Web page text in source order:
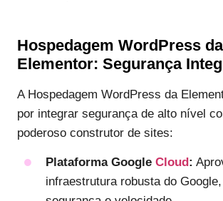
Hospedagem WordPress da
Elementor: Segurança
A Hospedagem WordPress da
por integrar segurança de alto nível
poderoso construtor de sites:
Plataforma Google Cloud :
infraestrutura robusta do